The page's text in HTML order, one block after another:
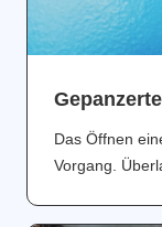
Das Öffnen
Vorgang.